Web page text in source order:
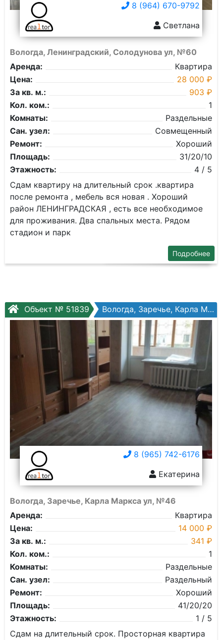
8 (964) 670-9792
Светлана
Вологда, Ленинградский, Солодунова ул, №60
Аренда:
Квартира
Цена:
28 000 ₽
За кв. м.:
903 ₽
Кол. ком.:
1
Комнаты:
Раздельные
Сан. узел:
Совмещенный
Ремонт:
Хороший
Площадь:
31/20/10
Этажность:
4 / 5
Сдам квартиру на длительный срок .квартира
после ремонта , мебель вся новая . Хороший
район ЛЕНИНГРАДСКАЯ , есть все необходимое
для проживания. Два спальных места. Рядом
стадион и парк
Подробнее
Объект № 51839 Вологда, Заречье, Карла Маркса ул, №46
8 (965) 742-6176
Екатерина
Вологда, Заречье, Карла Маркса ул, №46
Аренда:
Квартира
Цена:
14 000 ₽
За кв. м.:
341 ₽
Кол. ком.:
1
Комнаты:
Раздельные
Сан. узел:
Раздельный
Ремонт:
Хороший
Площадь:
41/20/20
Этажность:
1 / 5
Сдам на длительный срок. Просторная квартира